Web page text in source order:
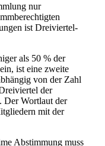
nur
ist Dreiviertel-
als 50 % der
ist eine zweite
von der Zahl
der
Der Wortlaut der
mit der
Abstimmung muss